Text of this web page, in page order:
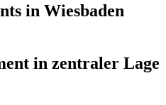
in Wiesbaden
in zentraler Lage